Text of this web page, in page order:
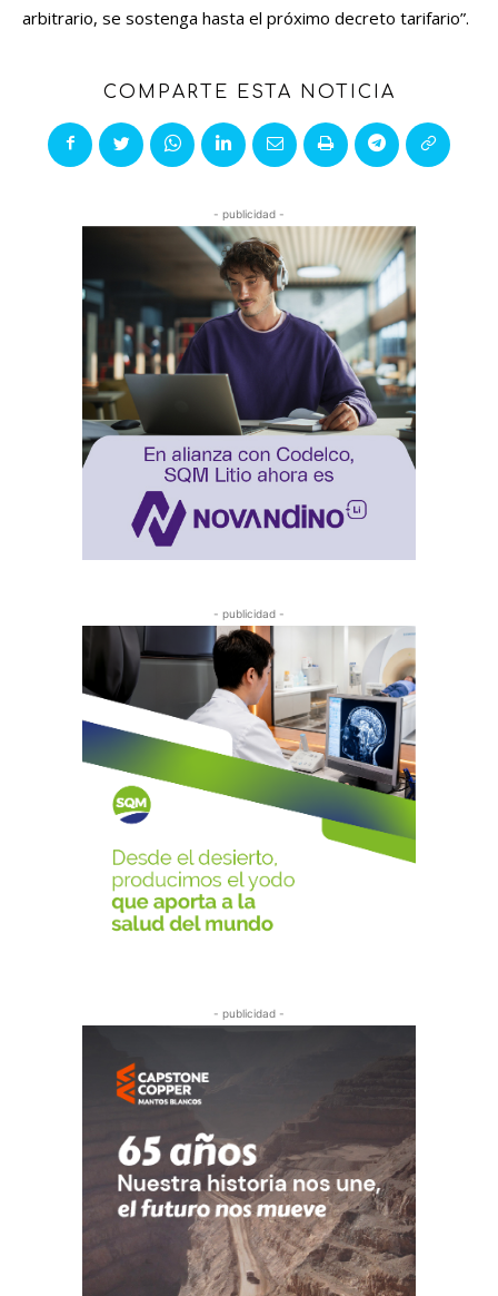
arbitrario, se sostenga hasta el próximo decreto tarifario”.
COMPARTE ESTA NOTICIA
- publicidad -
- publicidad -
- publicidad -